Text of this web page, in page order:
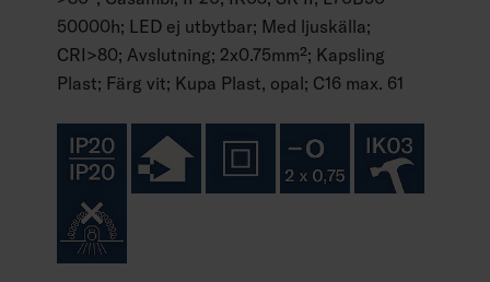
50000h; LED ej utbytbar; Med ljuskälla;
CRI>80; Avslutning; 2x0.75mm²; Kapsling
Plast; Färg vit; Kupa Plast, opal; C16 max. 61